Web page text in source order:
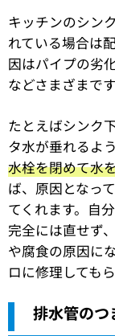
キッチンのシン
れている場合は
因はパイプの劣
などさまざまです
たとえばシンク
タ水が垂れるよ
水栓を閉めて水
ば、原因となっ
てくれます。自
完全には直せず
や腐食の原因に
ロに修理しても
排水管のつ